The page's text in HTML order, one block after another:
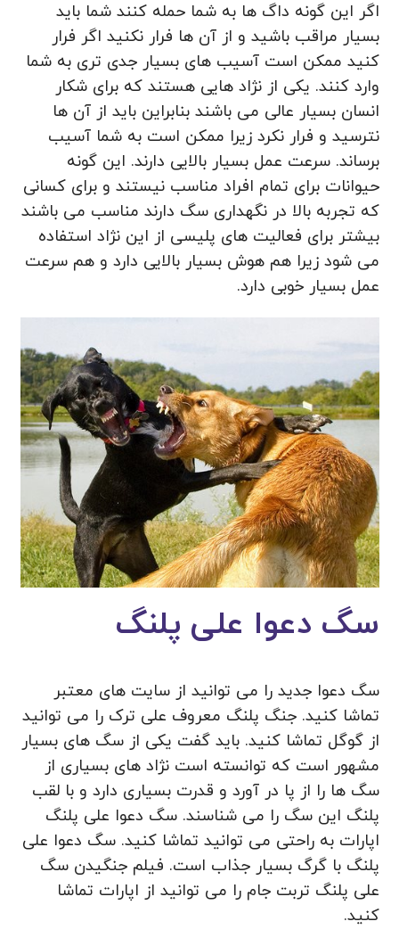
اگر این گونه داگ ها به شما حمله کنند شما باید
بسیار مراقب باشید و از آن ها فرار نکنید اگر فرار
کنید ممکن است آسیب‌ های بسیار جدی‌ تری به شما
وارد کنند. یکی از نژاد هایی هستند که برای شکار
انسان بسیار عالی می باشند بنابراین باید از آن ها
نترسید و فرار نکرد زیرا ممکن است به شما آسیب
برساند. سرعت عمل بسیار بالایی دارند. این گونه
حیوانات برای تمام افراد مناسب نیستند و برای کسانی
که تجربه بالا در نگهداری سگ دارند مناسب می باشند
بیشتر برای فعالیت های پلیسی از این نژاد استفاده
می شود زیرا هم هوش بسیار بالایی دارد و هم سرعت
عمل بسیار خوبی دارد.
سگ دعوا علی پلنگ
سگ دعوا جدید را می توانید از سایت های معتبر
تماشا کنید. جنگ پلنگ معروف علی ترک را می توانید
از گوگل تماشا کنید. باید گفت یکی از سگ های بسیار
مشهور است که توانسته است نژاد های بسیاری از
سگ ها را از پا در آورد و قدرت بسیاری دارد و با لقب
پلنگ این سگ را می شناسند. سگ دعوا علی پلنگ
اپارات به راحتی می توانید تماشا کنید. سگ دعوا علی
پلنگ با گرگ بسیار جذاب است. فیلم جنگیدن سگ
علی پلنگ تربت جام را می توانید از اپارات تماشا
کنید.